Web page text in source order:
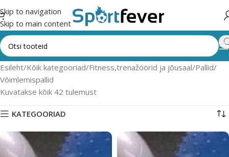
Skip to navigation
Skip to main content
Esileht Kõik kategooriad Fitness,trenažöörid ja jõusaal Pallid
Võimlemispallid
Kuvatakse kõik 42 tulemust
KATEGOORIAD